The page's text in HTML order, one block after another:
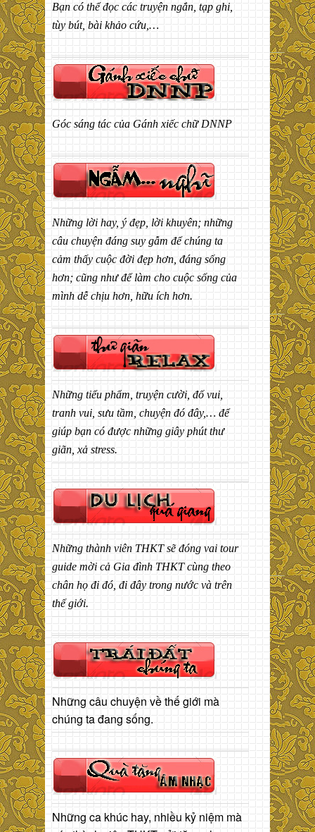
Bạn có thể đọc các truyện ngắn, tạp ghi,
tùy bút, bài khảo cứu,…
Góc sáng tác của Gánh xiếc chữ DNNP
Những lời hay, ý đẹp, lời khuyên; những
câu chuyện đáng suy gẫm để chúng ta
cảm thấy cuộc đời đẹp hơn, đáng sống
hơn; cũng như để làm cho cuộc sống của
mình dễ chịu hơn, hữu ích hơn.
Những tiểu phẩm, truyện cười, đố vui,
tranh vui, sưu tầm, chuyện đó đây,… để
giúp bạn có được những giây phút thư
giãn, xả stress.
Những thành viên THKT sẽ đóng vai tour
guide mời cả Gia đình THKT cùng theo
chân họ đi đó, đi đây trong nước và trên
thế giới.
Những câu chuyện về thế giới mà
chúng ta đang sống.
Những ca khúc hay, nhiều kỷ niệm mà